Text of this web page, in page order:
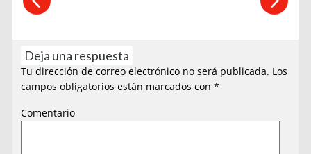
Deja una respuesta
Tu dirección de correo electrónico no será publicada. Los
campos obligatorios están marcados con*
Comentario